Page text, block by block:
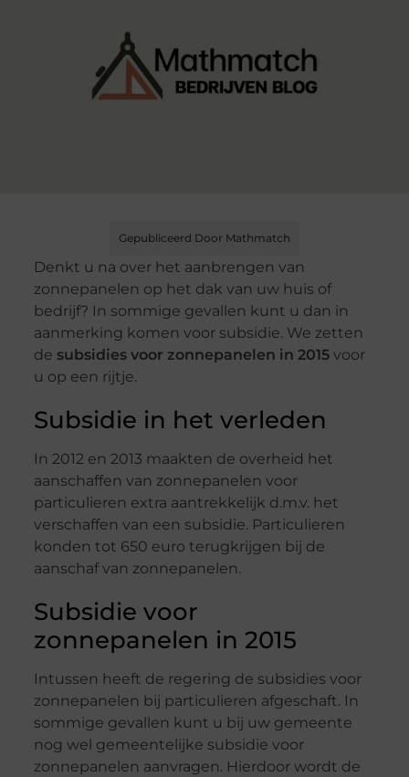
Gepubliceerd Door Mathmatch
Denkt u na over het aanbrengen van
zonnepanelen op het dak van uw huis of
bedrijf? In sommige gevallen kunt u dan in
aanmerking komen voor subsidie. We zetten
de subsidies voor zonnepanelen in 2015voor
u op een rijtje.
Subsidie in het verleden
In 2012 en 2013 maakten de overheid het
aanschaffen van zonnepanelen voor
particulieren extra aantrekkelijk d.m.v. het
verschaffen van een subsidie. Particulieren
konden tot 650 euro terugkrijgen bij de
aanschaf van zonnepanelen.
Subsidie voor
zonnepanelen in 2015
Intussen heeft de regering de subsidies voor
zonnepanelen bij particulieren afgeschaft. In
sommige gevallen kunt u bij uw gemeente
nog wel gemeentelijke subsidie voor
zonnepanelen aanvragen. Hierdoor wordt de